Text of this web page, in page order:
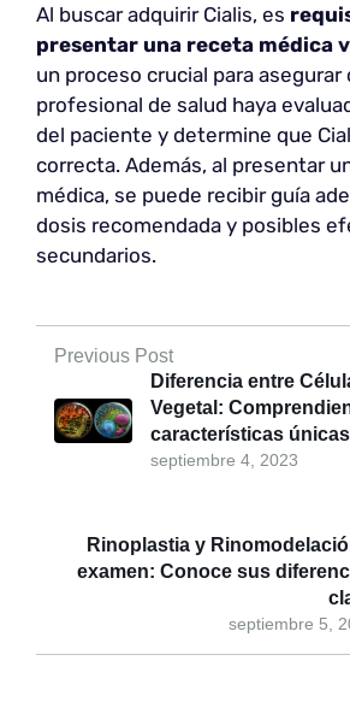
Al buscar adquirir Cialis, es
presentar una receta médica
un proceso crucial para asegurar
profesional de salud haya
del paciente y determine que
correcta. Además, al presentar
médica, se puede recibir guía
dosis recomendada y posibles
secundarios.
Previous Post
septiembre 4, 2023
Diferencia entre
Vegetal:
características únicas
septiembre 5,
Rinoplastia y
examen: Conoce sus